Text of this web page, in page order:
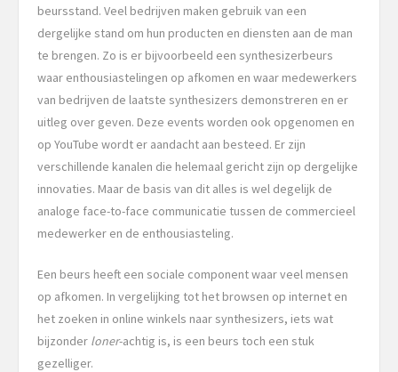
beursstand. Veel bedrijven maken gebruik van een
dergelijke stand om hun producten en diensten aan de man
te brengen. Zo is er bijvoorbeeld een synthesizerbeurs
waar enthousiastelingen op afkomen en waar medewerkers
van bedrijven de laatste synthesizers demonstreren en er
uitleg over geven. Deze events worden ook opgenomen en
op YouTube wordt er aandacht aan besteed. Er zijn
verschillende kanalen die helemaal gericht zijn op dergelijke
innovaties. Maar de basis van dit alles is wel degelijk de
analoge face-to-face communicatie tussen de commercieel
medewerker en de enthousiasteling.
Een beurs heeft een sociale component waar veel mensen
op afkomen. In vergelijking tot het browsen op internet en
het zoeken in online winkels naar synthesizers, iets wat
bijzonder loner-achtig is, is een beurs toch een stuk
gezelliger.